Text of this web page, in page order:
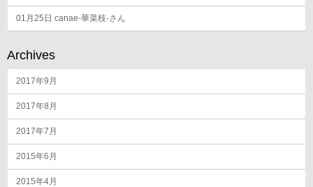
01月25日 canae-華菜枝-さん
Archives
2017年9月
2017年8月
2017年7月
2015年6月
2015年4月